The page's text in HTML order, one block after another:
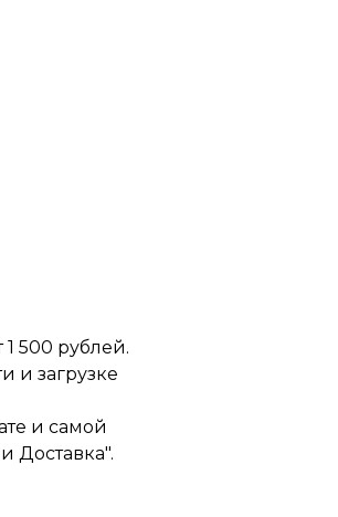
500 рублей.
и загрузке
и самой
Доставка".